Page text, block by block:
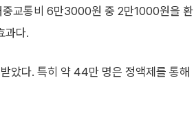
중교통비 6만3000원 중 2만1000원을 환
과다.
았다. 특히 약 44만 명은 정액제를 통해